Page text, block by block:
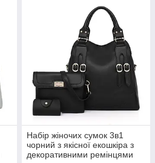
Набір жіночих сумок 3в1
чорний з якісної екошкіра з
декоративними ремінцями